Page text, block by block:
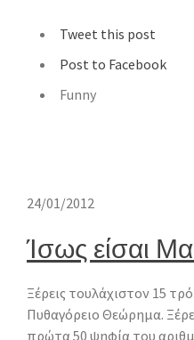
Tweet this post
Post to Facebook
Funny
24/01/2012
Ίσως είσαι
Ξέρεις τουλάχιστον 15
Πυθαγόρειο Θεώρημα.
πρώτα 50 ψηφία του